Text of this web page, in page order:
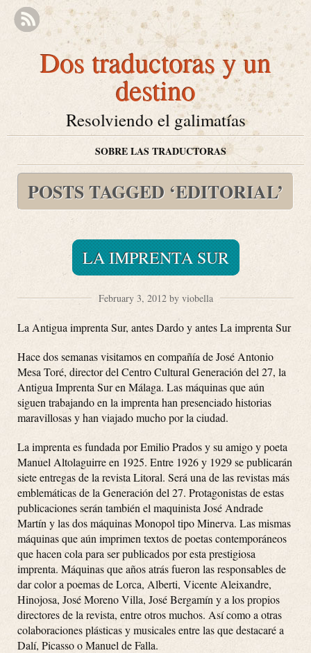
Dos traductoras y un
destino
Resolviendo el galimatías
SOBRE LAS TRADUCTORAS
POSTS TAGGED ‘EDITORIAL’
LA IMPRENTA SUR
February 3, 2012 by viobella
La Antigua imprenta Sur, antes Dardo y antes La imprenta Sur
Hace dos semanas visitamos en compañía de José Antonio
Mesa Toré, director del Centro Cultural Generación del 27, la
Antigua Imprenta Sur en Málaga. Las máquinas que aún
siguen trabajando en la imprenta han presenciado historias
maravillosas y han viajado mucho por la ciudad.
La imprenta es fundada por Emilio Prados y su amigo y poeta
Manuel Altolaguirre en 1925. Entre 1926 y 1929 se publicarán
siete entregas de la revista Litoral. Será una de las revistas más
emblemáticas de la Generación del 27. Protagonistas de estas
publicaciones serán también el maquinista José Andrade
Martín y las dos máquinas Monopol tipo Minerva. Las mismas
máquinas que aún imprimen textos de poetas contemporáneos
que hacen cola para ser publicados por esta prestigiosa
imprenta. Máquinas que años atrás fueron las responsables de
dar color a poemas de Lorca, Alberti, Vicente Aleixandre,
Hinojosa, José Moreno Villa, José Bergamín y a los propios
directores de la revista, entre otros muchos. Así como a otras
colaboraciones plásticas y musicales entre las que destacaré a
Dalí, Picasso o Manuel de Falla.